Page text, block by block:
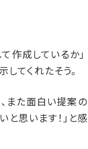
作成しているか」
てくれたそう。
また面白い提案の
思います！」と感